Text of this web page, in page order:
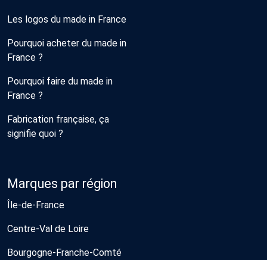
Les logos du made in France
Pourquoi acheter du made in
France ?
Pourquoi faire du made in
France ?
Fabrication française, ça
signifie quoi ?
Marques par région
Île-de-France
Centre-Val de Loire
Bourgogne-Franche-Comté